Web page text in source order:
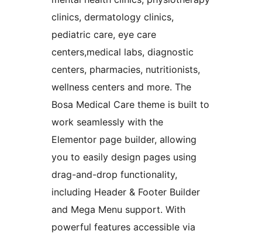
clinics, dermatology clinics,
pediatric care, eye care
centers,medical labs, diagnostic
centers, pharmacies, nutritionists,
wellness centers and more. The
Bosa Medical Care theme is built to
work seamlessly with the
Elementor page builder, allowing
you to easily design pages using
drag-and-drop functionality,
including Header & Footer Builder
and Mega Menu support. With
powerful features accessible via